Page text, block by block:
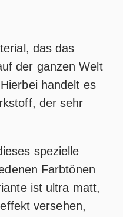
das das
der ganzen Welt
handelt es
der sehr
spezielle
Farbtönen
ist ultra matt,
versehen,